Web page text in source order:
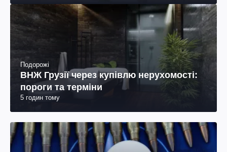
Подорожі
ВНЖ Грузії через купівлю нерухомості:
пороги та терміни
5 годин тому